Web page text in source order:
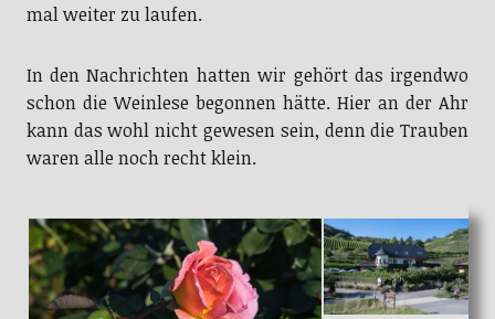
mal weiter zu laufen.
In den Nachrichten hatten wir gehört das irgendwo
schon die Weinlese begonnen hätte. Hier an der Ahr
kann das wohl nicht gewesen sein, denn die Trauben
waren alle noch recht klein.